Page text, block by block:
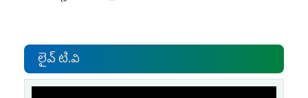
లైవ్ టి.వి